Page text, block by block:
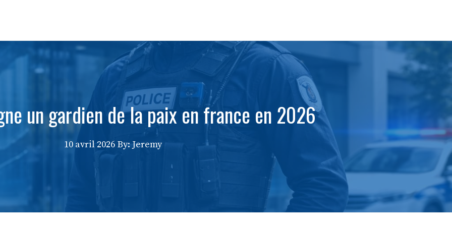
un gardien de la paix en france en 2026
10 avril 2026 By: Jeremy